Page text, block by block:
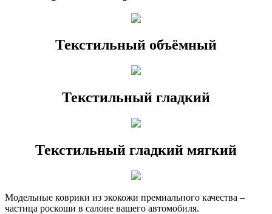
Текстильный объёмный
Текстильный гладкий
Текстильный гладкий мягкий
Модельные коврики из экокожи премиального качества –
частица роскоши в салоне вашего автомобиля.